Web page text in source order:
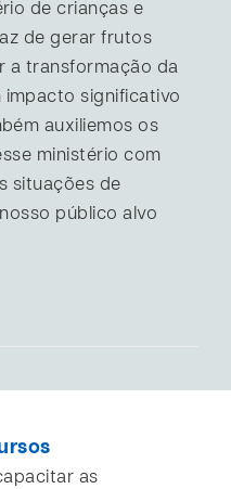
de crianças e
de gerar frutos
a transformação da
impacto significativo
auxiliemos os
ministério com
situações de
público alvo
as